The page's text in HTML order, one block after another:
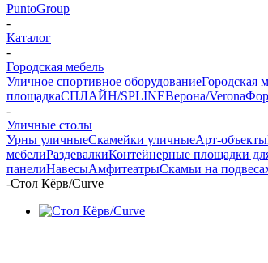
PuntoGroup
-
Каталог
-
Городская мебель
Уличное спортивное оборудованиеГородская
площадкаСПЛАЙН/SPLINEВерона/Verona
-
Уличные столы
Урны уличныеСкамейки уличныеАрт-объекты
мебелиРаздевалкиКонтейнерные площадки
панелиНавесыАмфитеатрыСкамьи на
-Стол Кёрв/Curve